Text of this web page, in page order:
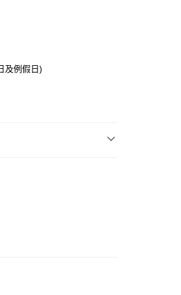
」的支付方式。 讓您購物簡單
儲值。
，即可完成結帳。
費
及例假日)